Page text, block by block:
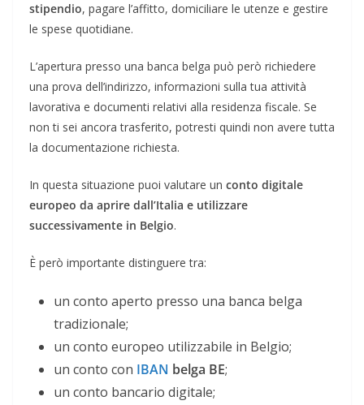
stipendio, pagare l’affitto, domiciliare le utenze e gestire
le spese quotidiane.
L’apertura presso una banca belga può però richiedere
una prova dell’indirizzo, informazioni sulla tua attività
lavorativa e documenti relativi alla residenza fiscale. Se
non ti sei ancora trasferito, potresti quindi non avere tutta
la documentazione richiesta.
In questa situazione puoi valutare un conto digitale
europeo da aprire dall’Italia e utilizzare
successivamente in Belgio.
È però importante distinguere tra:
un conto aperto presso una banca belga
tradizionale;
un conto europeo utilizzabile in Belgio;
un conto con IBAN belga BE;
un conto bancario digitale;